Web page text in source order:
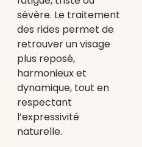
sévère. Le traitement
des rides permet de
retrouver un visage
plus reposé,
harmonieux et
dynamique, tout en
respectant
l’expressivité
naturelle.